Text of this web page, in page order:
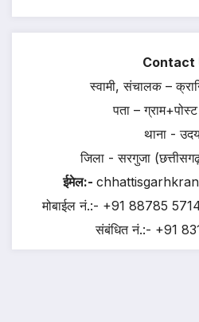
Contact
स्वामी, संचालक –
पता –
थाना -
जिला - सरगुजा
ईमेल:-
मोबाईल नं.:- +91 88785
संबंधित नं.:- +91